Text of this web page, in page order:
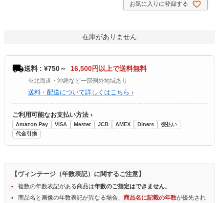
お気に入りに登録する
在庫がありません
送料 : ¥750～ 16,500円以上で送料無料
※北海道・沖縄など一部例外地域あり
送料・配送について詳しくはこちら ›
ご利用可能なお支払い方法 ›
Amazon Pay VISA Master JCB AMEX Diners
後払い
代金引換
【ヴィンテージ（年数表記）に関するご注意】
複数の年数表記がある商品は年数のご指定はできません。
商品名と画像の年数表記が異なる場合、 商品名に記載の年数が優先され